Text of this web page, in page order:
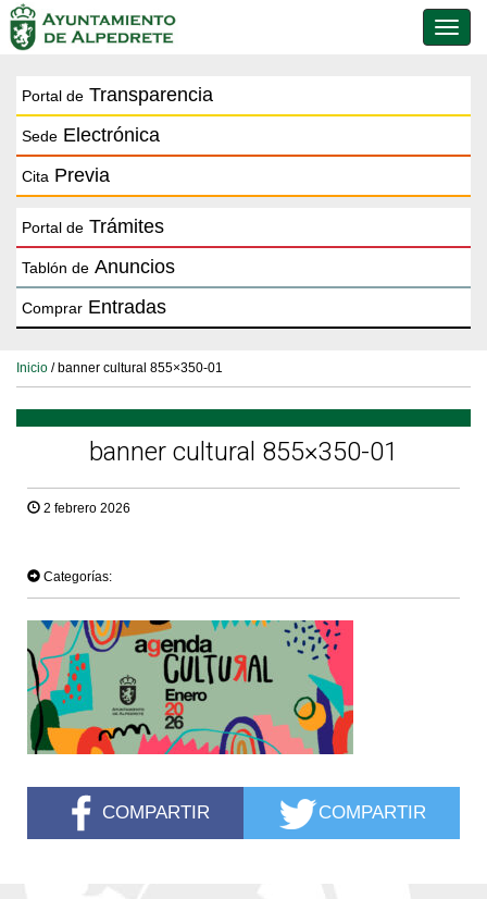
de
Portal de Transparencia
Sede Electrónica
Cita Previa
Portal de Trámites
Tablón de Anuncios
Comprar Entradas
Inicio / banner cultural 855×350-01
banner cultural 855×350-01
2 febrero 2026
Categorías:
COMPARTIR COMPARTIR